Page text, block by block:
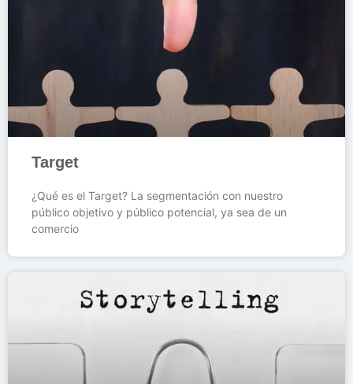
Target
¿Qué es el Target? La segmentación con nuestro
público objetivo y público potencial, ya sea de un
comercio